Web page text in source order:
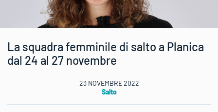
La squadra femminile di salto a Planica
dal 24 al 27 novembre
23 NOVEMBRE 2022
Salto